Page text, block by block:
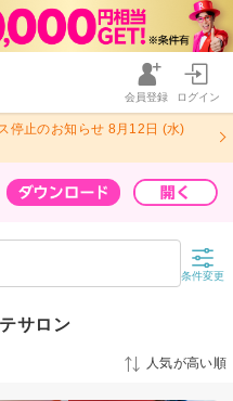
会員登録 ログイン
停止のお知らせ 8月12日 (水)
条件変更
サロン
人気が高い順